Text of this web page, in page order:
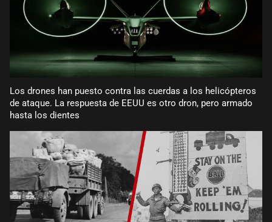
Los drones han puesto contra las cuerdas a los helicópteros
de ataque. La respuesta de EEUU es otro dron, pero armado
hasta los dientes